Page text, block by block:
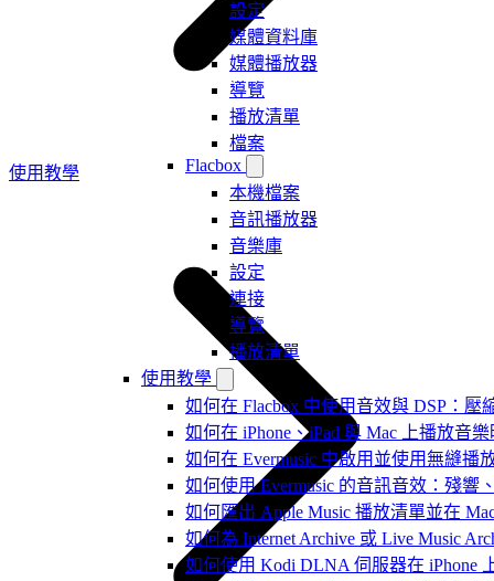
設定
媒體資料庫
媒體播放器
導覽
播放清單
檔案
Flacbox
本機檔案
音訊播放器
音樂庫
設定
連接
導覽
播放清單
使用教學
如何在 Flacbox 中使用音效與 DSP：壓
如何在 iPhone、iPad 與 Mac 上播放音
如何在 Evermusic 中啟用並使用無縫播
如何使用 Evermusic 的音訊音效：殘
如何匯出 Apple Music 播放清單並在
如何為 Internet Archive 或 Live Music
如何使用 Kodi DLNA 伺服器在 iPhone
使用教學